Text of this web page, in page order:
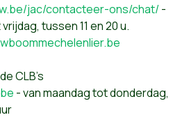
jac/contacteer-ons/chat/-
tussen 11 en 20 u.
CLB’s
- van maandag tot donderdag,